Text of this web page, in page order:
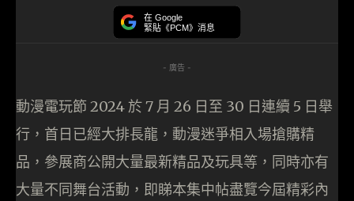
在 Google
緊貼《PCM》消息
- 廣告 -
動漫電玩節 2024 於 7 月 26 日至 30 日連續 5 日舉
行，首日已經大排長龍，動漫迷爭相入場搶購精
品，參展商公開大量最新精品及玩具等，同時亦有
大量不同舞台活動，即睇本集中帖盡覽今屆精彩內